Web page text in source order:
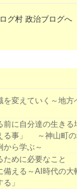
を変えていく～地方
前に自分達の生きる
る事」 ～神山町の
から学ぶ～
ために必要なこと
備える～AI時代の大
」